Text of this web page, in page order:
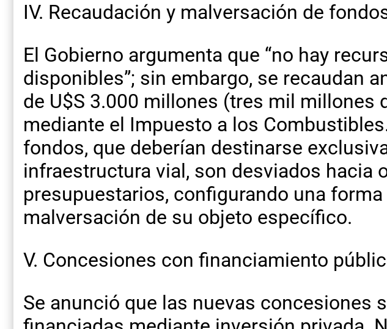
IV. Recaudación y malversación de
El Gobierno argumenta que “no hay
disponibles”; sin embargo, se recaudan
de U$S 3.000 millones (tres mil millones
mediante el Impuesto a los
fondos, que deberían destinarse
infraestructura vial, son desviados hacia
presupuestarios, configurando una forma
malversación de su objeto específico.
V. Concesiones con financiamiento
Se anunció que las nuevas concesiones